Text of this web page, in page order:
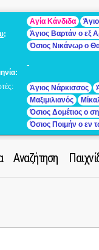
:
Αγία Κάνδιδα
Άγιος Βαρτάν ο εξ
Όσιος Νικάνωρ ο
-
Άγιος Νάρκισσος
Μαξιμιλιανός
Όσιος Δομέτιος ο
Όσιος Ποιμήν ο εν
Αναζήτηση